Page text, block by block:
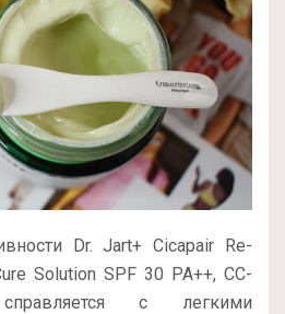
Dr. Jart+ Cicapair Re-
Solution SPF 30 PA++, СС-
с легкими